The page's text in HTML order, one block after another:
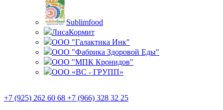
Sublimfood
ЛисаКормит
ООО "Галактика Инк"
ООО "Фабрика Здоровой Еды"
ООО "МПК Кронидов"
ООО «ВС - ГРУПП»
+7 (925) 262 60 68 +7 (966) 328 32 25